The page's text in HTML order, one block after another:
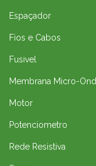
Espaçador
Fios e Cabos
Fusivel
Membrana Micro-
Motor
Potenciometro
Rede Resistiva